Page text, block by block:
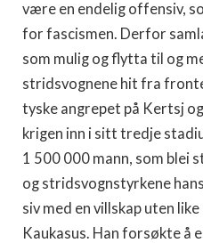
være en endelig offensiv,
for fascismen. Derfor
som mulig og flytta til og
stridsvognene hit fra
tyske an­grepet på Kertsj
krigen inn i sitt tredje
1 500 000 mann, som blei
og stridsvognstyrkene
siv med en villskap uten
Kaukasus. Han forsøk­te å